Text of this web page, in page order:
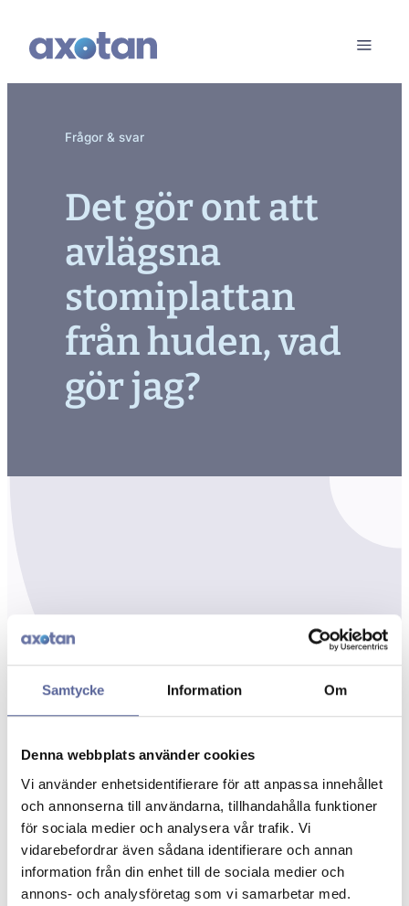
Samtycke Information Om
Denna webbplats använder cookies
Vi använder enhetsidentifierare för att anpassa innehållet
och annonserna till användarna, tillhandahålla funktioner
för sociala medier och analysera vår trafik. Vi
vidarebefordrar även sådana identifierare och annan
information från din enhet till de sociala medier och
annons- och analysföretag som vi samarbetar med.
Frågor & svar
Det gör ont att
avlägsna
stomiplattan
från huden, vad
gör jag?